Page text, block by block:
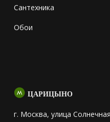
Сантехника
Обои
ЦАРИЦЫНО
г. Москва, улица